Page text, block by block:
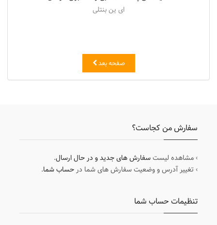
ای ین بنتلی
صفحه بعد
سفارش من کجاست؟
› مشاهده لیستسفارش های جدید و در حال ارسال.
› تغییر آدرس و وضعیت سفارش های شما درحساب شما.
تنظیمات حساب شما